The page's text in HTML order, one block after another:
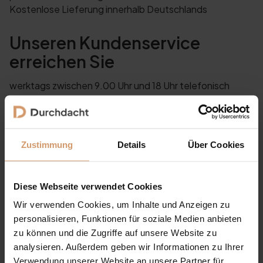
Zustimmung Details Über Cookies
Diese Webseite verwendet Cookies
Wir verwenden Cookies, um Inhalte und Anzeigen zu
personalisieren, Funktionen für soziale Medien anbieten
zu können und die Zugriffe auf unsere Website zu
analysieren. Außerdem geben wir Informationen zu Ihrer
Verwendung unserer Website an unsere Partner für
Kostenlose Lieferung innerhalb Deutschlands
Unseren Kundenservice
erreichen Sie
werktags zwischen 9.00 Uhr und 18 Uhr telefonisch
unter06155 89 79 269
Sehr gerne können Sie uns auch eine Nachricht per E-
Unser Team meldet sich zeitnah bei Ihnen zurück und
berät Sie persönlich.